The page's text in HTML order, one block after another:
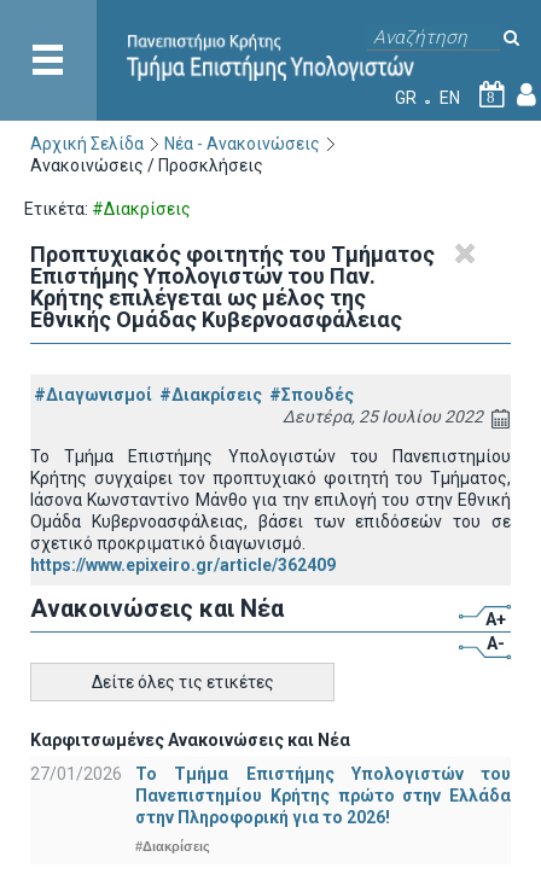
GR EN 8
Αρχική Σελίδα
Νέα - Ανακοινώσεις
Ανακοινώσεις / Προσκλήσεις
Ετικέτα: #Διακρίσεις
Προπτυχιακός φοιτητής του Τμήματος
Επιστήμης Υπολογιστών του Παν.
Κρήτης επιλέγεται ως μέλος της
Εθνικής Ομάδας Κυβερνοασφάλειας
#Διαγωνισμοί #Διακρίσεις #Σπουδές
Δευτέρα, 25 Ιουλίου 2022
Το Τμήμα Επιστήμης Υπολογιστών του Πανεπιστημίου
Κρήτης συγχαίρει τον προπτυχιακό φοιτητή του Τμήματος,
Ιάσονα Κωνσταντίνο Μάνθο για την επιλογή του στην Εθνική
Ομάδα Κυβερνοασφάλειας, βάσει των επιδόσεών του σε
σχετικό προκριματικό διαγωνισμό.
https://www.epixeiro.gr/article/362409
Ανακοινώσεις και Νέα
A+
A-
Δείτε όλες τις ετικέτες
Καρφιτσωμένες Ανακοινώσεις και Νέα
27/01/2026
Το Τμήμα Επιστήμης Υπολογιστών του
Πανεπιστημίου Κρήτης πρώτο στην Ελλάδα
στην Πληροφορική για το 2026!
#Διακρίσεις